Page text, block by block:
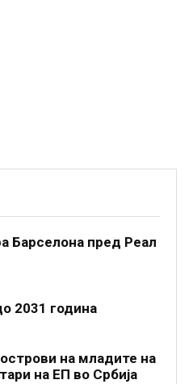
Барселона пред Реал
2031 година
на младите на
на ЕП во Србија